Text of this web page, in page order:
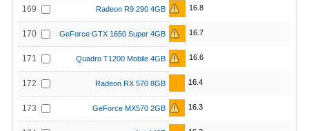
169 Radeon R9 290 4GB 16.8
170 GeForce GTX 1650 Super 4GB 16.7
171 Quadro T1200 Mobile 4GB 16.6
172 Radeon RX 570 8GB 16.4
173 GeForce MX570 2GB 16.3